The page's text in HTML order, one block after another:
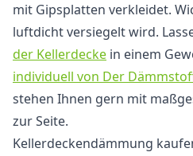
mit Gipsplatten verkleidet.
luftdicht versiegelt wird.
der Kellerdecke in einem
individuell von Der
stehen Ihnen gern mit
zur Seite.
Kellerdeckendämmung